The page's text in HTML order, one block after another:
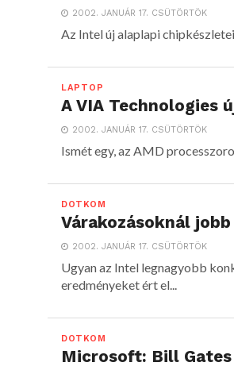
2002. JANUÁR 17. CSÜTÖRTÖK
Az Intel új alaplapi
LAPTOP
A VIA Technologies
2002. JANUÁR 17. CSÜTÖRTÖK
Ismét egy, az AMD
DOTKOM
Várakozásoknál
2002. JANUÁR 17. CSÜTÖRTÖK
Ugyan az Intel legnagyobb
eredményeket ért el...
DOTKOM
Microsoft: Bill